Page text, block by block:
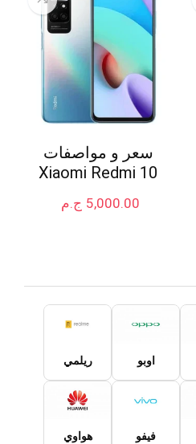
سعر و مواصفات
Xiaomi Redmi 10
ج.م 5,000.00
اوبو ريلمي
فيفو هواوي